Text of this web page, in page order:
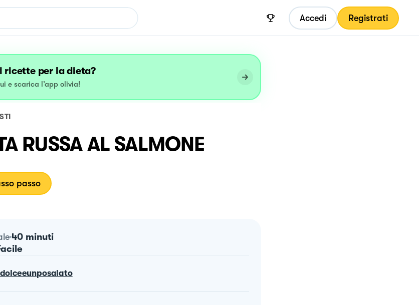
Accedi Registrati
ricette per la dieta?
e scarica l’app olivia!
RUSSA AL SALMONE
passo
40 minuti
dolceeunposalato